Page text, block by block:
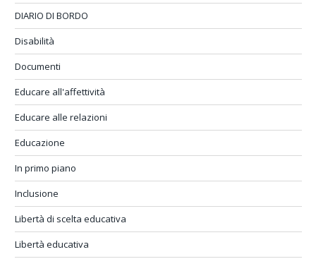
DIARIO DI BORDO
Disabilità
Documenti
Educare all'affettività
Educare alle relazioni
Educazione
In primo piano
Inclusione
Libertà di scelta educativa
Libertà educativa